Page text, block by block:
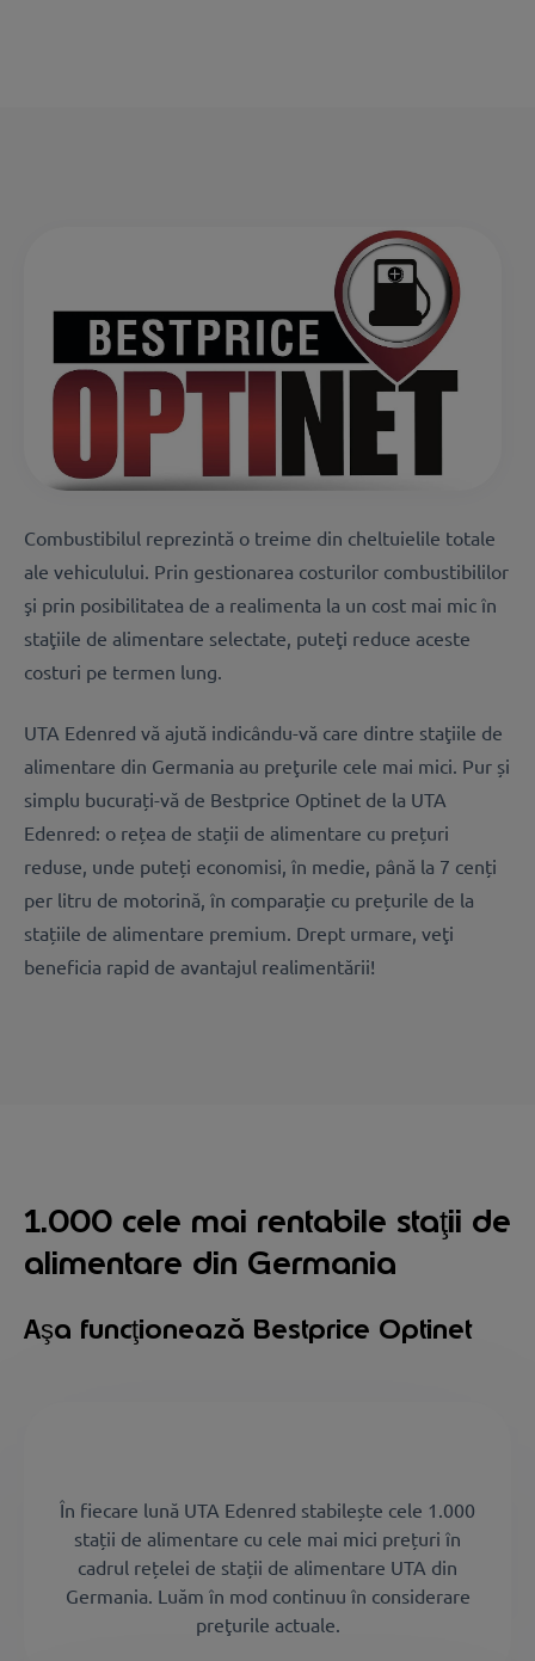
Combustibilul reprezintă o treime din cheltuielile totale
ale vehiculului. Prin gestionarea costurilor combustibililor
şi prin posibilitatea de a realimenta la un cost mai mic în
staţiile de alimentare selectate, puteţi reduce aceste
costuri pe termen lung.
UTA Edenred vă ajută indicându-vă care dintre staţiile de
alimentare din Germania au preţurile cele mai mici. Pur și
simplu bucurați-vă de Bestprice Optinet de la UTA
Edenred: o rețea de stații de alimentare cu prețuri
reduse, unde puteți economisi, în medie, până la 7 cenți
per litru de motorină, în comparație cu prețurile de la
stațiile de alimentare premium. Drept urmare, veţi
beneficia rapid de avantajul realimentării!
1.000 cele mai rentabile staţii de
alimentare din Germania
Aşa funcţionează Bestprice Optinet
În fiecare lună UTA Edenred stabilește cele 1.000
stații de alimentare cu cele mai mici prețuri în
cadrul rețelei de stații de alimentare UTA din
Germania. Luăm în mod continuu în considerare
preţurile actuale.